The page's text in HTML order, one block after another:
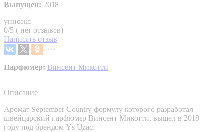
Выпущен: 2018
унисекс
0/5 ( нет отзывов)
Написать отзыв
Парфюмер: Винсент Микотти
Описание
Аромат September Country формулу которого разработал
швейцарский парфюмер Винсент Микотти, вышел в 2018
году под брендом Ys Uzac.